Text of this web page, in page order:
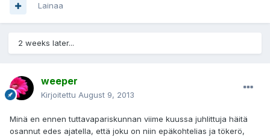
Lainaa
2 weeks later...
weeper
Kirjoitettu August 9, 2013
Minä en ennen tuttavapariskunnan viime kuussa juhlittuja häitä
osannut edes ajatella, että joku on niin epäkohtelias ja tökerö,